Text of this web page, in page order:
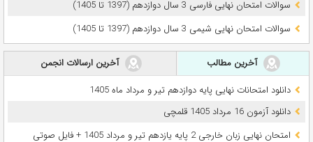
سوالات امتحان نهایی فارسی 3 سال دوازدهم (1397 تا 1405)
سوالات امتحان نهایی شیمی 3 سال دوازدهم (1397 تا 1405)
آخرین مطالب
آخرین ارسالات انجمن
دانلود امتحانات نهایی پایه دوازدهم تیر و مرداد ماه 1405
دانلود آزمون 16 مرداد 1405 قلمچی
امتحان نهایی زبان خارجی 2 پایه یازدهم تیر و مرداد 1405 + فایل صوتی